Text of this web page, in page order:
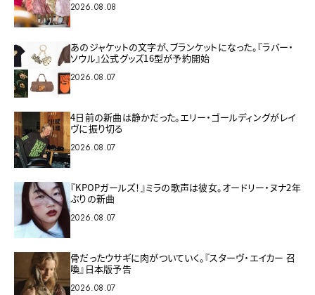
2026.08.08
あのジャケットの文字が、ブランケットになった。『ラバー・
ソウル』公式グッズ16型が予約開始
2026.08.07
4日前の新曲は静かだった。エリー・ゴールディングがレイ
ヴに振り切る
2026.08.07
『KPOPガールズ！』ミラの歌声は彼女。オードリー・ヌナ2年
ぶりの新曲
2026.08.07
骨だったウサギに肉がついていく。『スターヴ・エイカー 召
喚』日本版予告
2026.08.07